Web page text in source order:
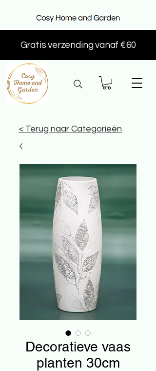
Gratis verzending vanaf €60
< Terug naar Categorieën
Decoratieve vaas
planten 30cm